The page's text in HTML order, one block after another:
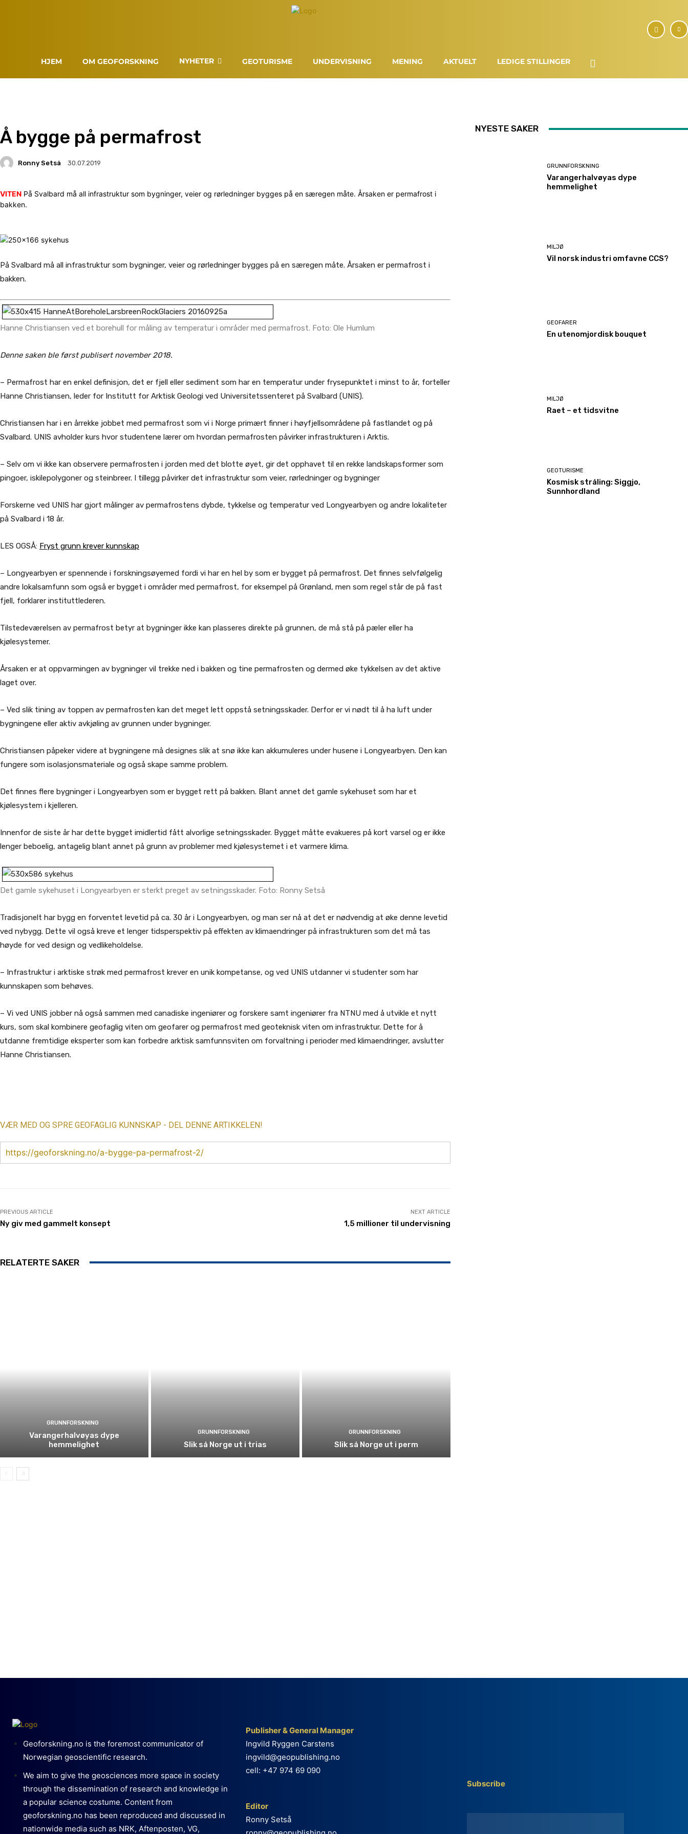
HJEM OM GEOFORSKNING NYHETER GEOTURISME UNDERVISNING MENING AKTUELT LEDIGE STILLINGER
Å bygge på permafrost
Ronny Setså 30.07.2019
VITEN På Svalbard må all infrastruktur som bygninger, veier og rørledninger bygges på en særegen måte. Årsaken er permafrost i
bakken.
På Svalbard må all infrastruktur som bygninger, veier og rørledninger bygges på en særegen måte. Årsaken er permafrost i
bakken.
Hanne Christiansen ved et borehull for måling av temperatur i områder med permafrost. Foto: Ole Humlum
Denne saken ble først publisert november 2018.
– Permafrost har en enkel definisjon, det er fjell eller sediment som har en temperatur under frysepunktet i minst to år, forteller
Hanne Christiansen, leder for Institutt for Arktisk Geologi ved Universitetssenteret på Svalbard (UNIS).
Christiansen har i en årrekke jobbet med permafrost som vi i Norge primært finner i høyfjellsområdene på fastlandet og på
Svalbard. UNIS avholder kurs hvor studentene lærer om hvordan permafrosten påvirker infrastrukturen i Arktis.
– Selv om vi ikke kan observere permafrosten i jorden med det blotte øyet, gir det opphavet til en rekke landskapsformer som
pingoer, iskilepolygoner og steinbreer. I tillegg påvirker det infrastruktur som veier, rørledninger og bygninger
Forskerne ved UNIS har gjort målinger av permafrostens dybde, tykkelse og temperatur ved Longyearbyen og andre lokaliteter
på Svalbard i 18 år.
LES OGSÅ: Fryst grunn krever kunnskap
– Longyearbyen er spennende i forskningsøyemed fordi vi har en hel by som er bygget på permafrost. Det finnes selvfølgelig
andre lokalsamfunn som også er bygget i områder med permafrost, for eksempel på Grønland, men som regel står de på fast
fjell, forklarer instituttlederen.
Tilstedeværelsen av permafrost betyr at bygninger ikke kan plasseres direkte på grunnen, de må stå på pæler eller ha
kjølesystemer.
Årsaken er at oppvarmingen av bygninger vil trekke ned i bakken og tine permafrosten og dermed øke tykkelsen av det aktive
laget over.
– Ved slik tining av toppen av permafrosten kan det meget lett oppstå setningsskader. Derfor er vi nødt til å ha luft under
bygningene eller aktiv avkjøling av grunnen under bygninger.
Christiansen påpeker videre at bygningene må designes slik at snø ikke kan akkumuleres under husene i Longyearbyen. Den kan
fungere som isolasjonsmateriale og også skape samme problem.
Det finnes flere bygninger i Longyearbyen som er bygget rett på bakken. Blant annet det gamle sykehuset som har et
kjølesystem i kjelleren.
Innenfor de siste år har dette bygget imidlertid fått alvorlige setningsskader. Bygget måtte evakueres på kort varsel og er ikke
lenger beboelig, antagelig blant annet på grunn av problemer med kjølesystemet i et varmere klima.
Det gamle sykehuset i Longyearbyen er sterkt preget av setningsskader. Foto: Ronny Setså
Tradisjonelt har bygg en forventet levetid på ca. 30 år i Longyearbyen, og man ser nå at det er nødvendig at øke denne levetid
ved nybygg. Dette vil også kreve et lenger tidsperspektiv på effekten av klimaendringer på infrastrukturen som det må tas
høyde for ved design og vedlikeholdelse.
– Infrastruktur i arktiske strøk med permafrost krever en unik kompetanse, og ved UNIS utdanner vi studenter som har
kunnskapen som behøves.
– Vi ved UNIS jobber nå også sammen med canadiske ingeniører og forskere samt ingeniører fra NTNU med å utvikle et nytt
kurs, som skal kombinere geofaglig viten om geofarer og permafrost med geoteknisk viten om infrastruktur. Dette for å
utdanne fremtidige eksperter som kan forbedre arktisk samfunnsviten om forvaltning i perioder med klimaendringer, avslutter
Hanne Christiansen.
VÆR MED OG SPRE GEOFAGLIG KUNNSKAP - DEL DENNE ARTIKKELEN!
https://geoforskning.no/a-bygge-pa-permafrost-2/
PREVIOUS ARTICLE
Ny giv med gammelt konsept
NEXT ARTICLE
1,5 millioner til undervisning
RELATERTE SAKER
GRUNNFORSKNING
Varangerhalvøyas dype
hemmelighet
GRUNNFORSKNING
Slik så Norge ut i trias
GRUNNFORSKNING
Slik så Norge ut i perm
NYESTE SAKER
GRUNNFORSKNING
Varangerhalvøyas dype
hemmelighet
MILJØ
Vil norsk industri omfavne CCS?
GEOFARER
En utenomjordisk bouquet
MILJØ
Raet – et tidsvitne
GEOTURISME
Kosmisk stråling: Siggjo,
Sunnhordland
Geoforskning.no is the foremost communicator of
Norwegian geoscientific research.
We aim to give the geosciences more space in society
through the dissemination of research and knowledge in
a popular science costume. Content from
geoforskning.no has been reproduced and discussed in
nationwide media such as NRK, Aftenposten, VG,
Publisher & General Manager
Ingvild Ryggen Carstens
ingvild@geopublishing.no
cell: +47 974 69 090
Editor
Ronny Setså
Subscribe